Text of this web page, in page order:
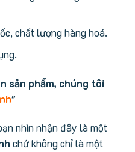
chất lượng hàng hoá.
sản phẩm, chúng tôi
"
nhìn nhận đây là một
chứ không chỉ là một